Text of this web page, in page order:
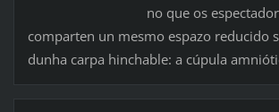
no que os
comparten un mesmo espazo reducido
dunha carpa hinchable: a cúpula